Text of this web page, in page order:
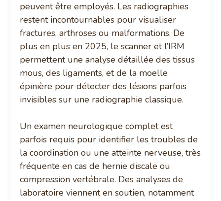
peuvent être employés. Les radiographies
restent incontournables pour visualiser
fractures, arthroses ou malformations. De
plus en plus en 2025, le scanner et l’IRM
permettent une analyse détaillée des tissus
mous, des ligaments, et de la moelle
épinière pour détecter des lésions parfois
invisibles sur une radiographie classique.
Un examen neurologique complet est
parfois requis pour identifier les troubles de
la coordination ou une atteinte nerveuse, très
fréquente en cas de hernie discale ou
compression vertébrale. Des analyses de
laboratoire viennent en soutien, notamment